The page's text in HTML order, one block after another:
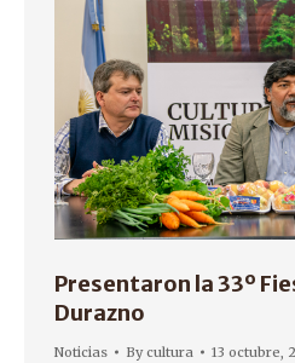
Presentaron la 33º
Durazno
Noticias Bycultura 13 octubre,